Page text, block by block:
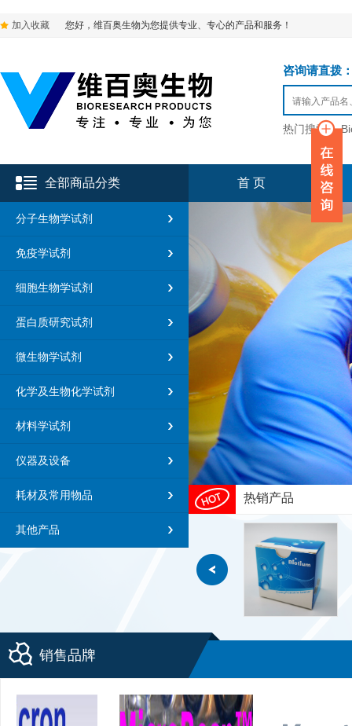
加入收藏 您好，维百奥生物为您提供专业、专心的产品和服务！
咨询请直拨
热门搜索：
全部商品分类
分子生物学试剂
免疫学试剂
细胞生物学试剂
蛋白质研究试剂
微生物学试剂
化学及生物化学试剂
材料学试剂
仪器及设备
耗材及常用物品
其他产品
首 页
热销产品
销售品牌